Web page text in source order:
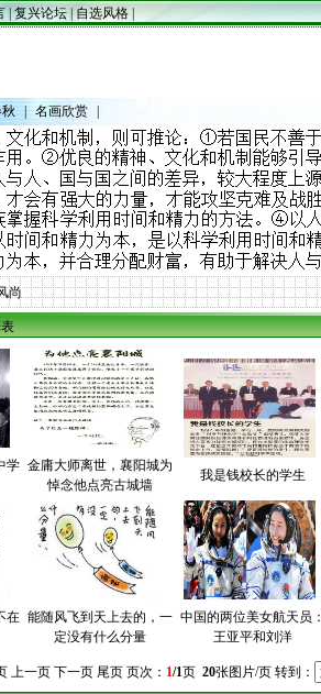
|复兴论坛 |自选风格
名画欣赏
尚
学 金庸大师离世，襄阳城为
悼念他点亮古城墙
我是钱校长的学生
在 能随风飞到天上去的，一
定没有什么分量
中国的两位美女航天员：
王亚平和刘洋
上一页 下一页 尾页 页次： 1/1页 20张图片/页 转到：